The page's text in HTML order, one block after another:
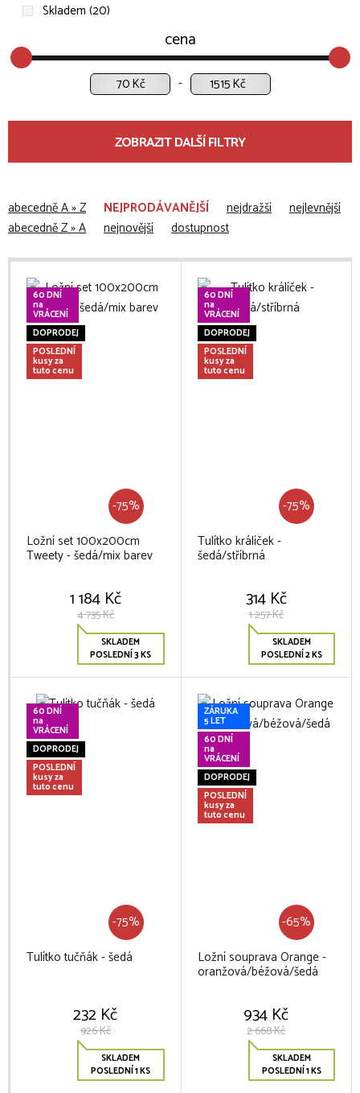
Skladem (20)
cena
Kč Kč
ZOBRAZIT DALŠÍ FILTRY
abecedně A » Z NEJPRODÁVANĚJŠÍ nejdražší
nejlevnější
abecedně Z » A
nejnovější dostupnost
60 DNÍ
na
VRÁCENÍ
DOPRODEJ
POSLEDNÍ
kusy za
tuto cenu
-75%
Ložní set 100x200cm
Tweety - šedá/mix barev
1 184 Kč
4 735 Kč
SKLADEM
POSLEDNÍ 3 KS
60 DNÍ
na
VRÁCENÍ
DOPRODEJ
POSLEDNÍ
kusy za
tuto cenu
-75%
Tulítko králíček -
šedá/stříbrná
314 Kč
1 257 Kč
SKLADEM
POSLEDNÍ 2 KS
60 DNÍ
na
VRÁCENÍ
DOPRODEJ
POSLEDNÍ
kusy za
tuto cenu
-75%
Tulítko tučňák - šedá
232 Kč
926 Kč
SKLADEM
POSLEDNÍ 1 KS
ZÁRUKA
5 LET
60 DNÍ
na
VRÁCENÍ
DOPRODEJ
POSLEDNÍ
kusy za
tuto cenu
-65%
Ložní souprava Orange -
oranžová/béžová/šedá
934 Kč
2 668 Kč
SKLADEM
POSLEDNÍ 1 KS